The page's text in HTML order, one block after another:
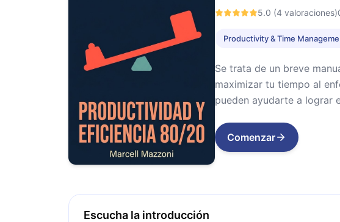
5.0 (4 valoraciones)
Productivity & Time
Se trata de un breve
maximizar tu tiempo al
pueden ayudarte a lograr
Comenzar
Escucha la introducción